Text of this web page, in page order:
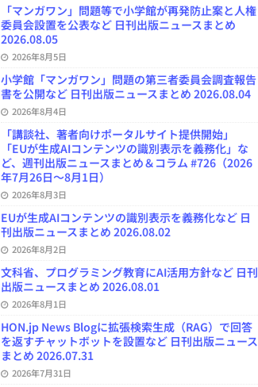
n
e
「マンガワン」問題等で小学館が再発防止案と人権
委員会設置を公表など 日刊出版ニュースまとめ
2026.08.05
2026年8月5日
小学館「マンガワン」問題の第三者委員会調査報告
書を公開など 日刊出版ニュースまとめ 2026.08.04
2026年8月4日
「講談社、著者向けポータルサイト提供開始」
「EUが生成AIコンテンツの識別表示を義務化」な
ど、週刊出版ニュースまとめ＆コラム #726（2026
年7月26日～8月1日）
2026年8月3日
EUが生成AIコンテンツの識別表示を義務化など 日
刊出版ニュースまとめ 2026.08.02
2026年8月2日
文科省、プログラミング教育にAI活用方針など 日刊
出版ニュースまとめ 2026.08.01
2026年8月1日
HON.jp News Blogに拡張検索生成（RAG）で回答
を返すチャットボットを設置など 日刊出版ニュース
まとめ 2026.07.31
2026年7月31日